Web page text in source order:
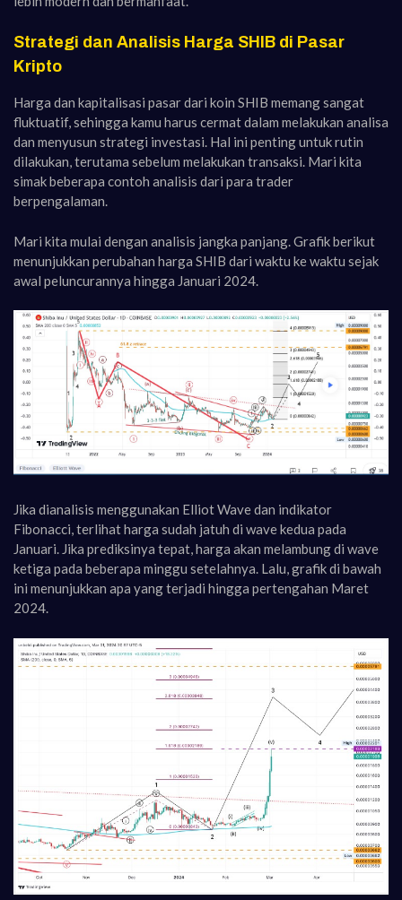
Strategi dan Analisis Harga SHIB di Pasar
Kripto
Harga dan kapitalisasi pasar dari koin SHIB memang sangat
fluktuatif, sehingga kamu harus cermat dalam melakukan analisa
dan menyusun strategi investasi. Hal ini penting untuk rutin
dilakukan, terutama sebelum melakukan transaksi. Mari kita
simak beberapa contoh analisis dari para trader
berpengalaman.
Mari kita mulai dengan analisis jangka panjang. Grafik berikut
menunjukkan perubahan harga SHIB dari waktu ke waktu sejak
awal peluncurannya hingga Januari 2024.
Jika dianalisis menggunakan Elliot Wave dan indikator
Fibonacci, terlihat harga sudah jatuh di wave kedua pada
Januari. Jika prediksinya tepat, harga akan melambung di wave
ketiga pada beberapa minggu setelahnya. Lalu, grafik di bawah
ini menunjukkan apa yang terjadi hingga pertengahan Maret
2024.